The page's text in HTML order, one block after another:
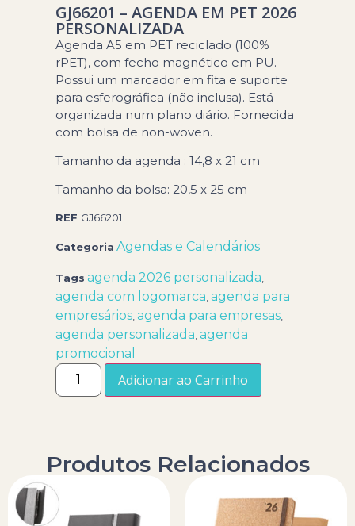
GJ66201 – AGENDA EM PET 2026
PERSONALIZADA
Agenda A5 em PET reciclado (100%
rPET), com fecho magnético em PU.
Possui um marcador em fita e suporte
para esferográfica (não inclusa). Está
organizada num plano diário. Fornecida
com bolsa de non-woven.
Tamanho da agenda : 14,8 x 21 cm
Tamanho da bolsa: 20,5 x 25 cm
REF GJ66201
Categoria Agendas e Calendários
Tags agenda 2026 personalizada
agenda com logomarca ,agenda para
empresários ,agenda para empresas
agenda personalizada ,agenda
promocional
Adicionar ao Carrinho
Produtos Relacionados